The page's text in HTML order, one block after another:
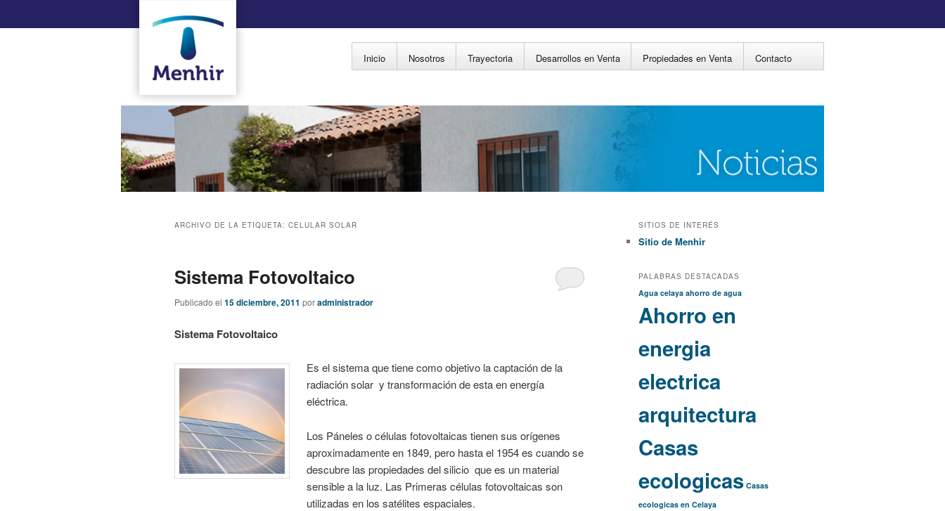
Ir al contenido principal
Ir al contenido secundario
Inicio Nosotros Trayectoria Desarrollos en Venta Propiedades en Venta Contacto
ARCHIVO DE LA ETIQUETA: CELULAR SOLAR
Sistema Fotovoltaico
Publicado el 15 diciembre, 2011 poradministrador
Sistema Fotovoltaico
Es el sistema que tiene como objetivo la captación de la
radiación solar y transformación de esta en energía
eléctrica.
Los Páneles o células fotovoltaicas tienen sus orígenes
aproximadamente en 1849, pero hasta el 1954 es cuando se
descubre las propiedades del silicio que es un material
sensible a la luz. Las Primeras células fotovoltaicas son
utilizadas en los satélites espaciales.
SITIOS DE INTERÉS
Sitio de Menhir
PALABRAS DESTACADAS
Agua celaya ahorro de agua
Ahorro en
energia
electrica
arquitectura
Casas
ecologicas Casas
ecologicas en Celaya